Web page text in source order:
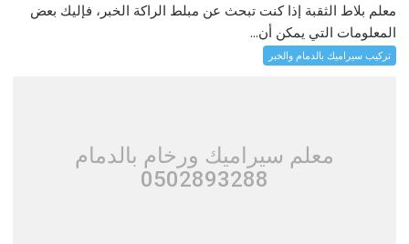
معلم بلاط الثقبة إذا كنت تبحث عن مبلط الراكة الخبر، فإليك بعض
المعلومات التي يمكن أن...
تركيب سيراميك بالدمام والخبر
معلم سيراميك ورخام بالدمام
0502893288